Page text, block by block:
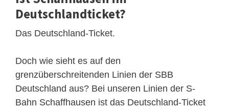
Deutschlandticket?
Das Deutschland-Ticket.
Doch wie sieht es auf den
grenzüberschreitenden Linien der SBB
Deutschland aus? Bei unseren Linien der S-
Bahn Schaffhausen ist das Deutschland-Ticket